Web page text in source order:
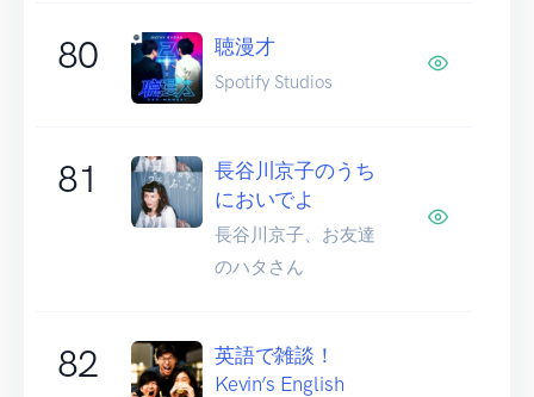
80 聴漫才
Spotify Studios
81
長谷川京子のうち
においでよ
長谷川京子、お友達
のハタさん
82
英語で雑談！
Kevin’s English